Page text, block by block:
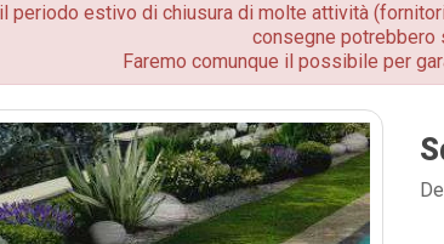
periodo estivo di chiusura di molte attività
consegne potrebbero
Faremo comunque il possibile per